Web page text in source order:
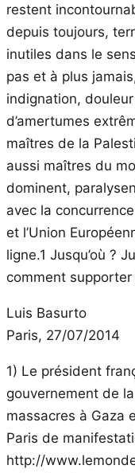
restent
depuis toujours,
inutiles dans le
pas et à plus
indignation,
d’amertumes
maîtres de la
aussi maîtres du
dominent,
avec la
et l’Union
ligne.1 Jusqu’où ?
comment supporter
Luis Basurto
Paris, 27/07/2014
1) Le président
gouvernement de
massacres à Gaza
Paris de
http://